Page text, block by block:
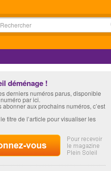
déménage !
derniers numéros parus, disponible
par ici.
abonner aux prochains numéros, c’est
titre de l’article pour visualiser les